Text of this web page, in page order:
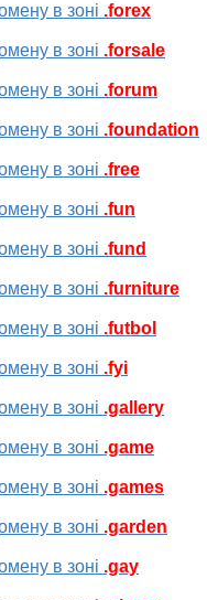
в зоні .forex
в зоні .forsale
в зоні .forum
в зоні .foundation
в зоні .free
в зоні .fun
в зоні .fund
в зоні .furniture
в зоні .futbol
в зоні .fyi
в зоні .gallery
в зоні .game
в зоні .games
в зоні .garden
в зоні .gay